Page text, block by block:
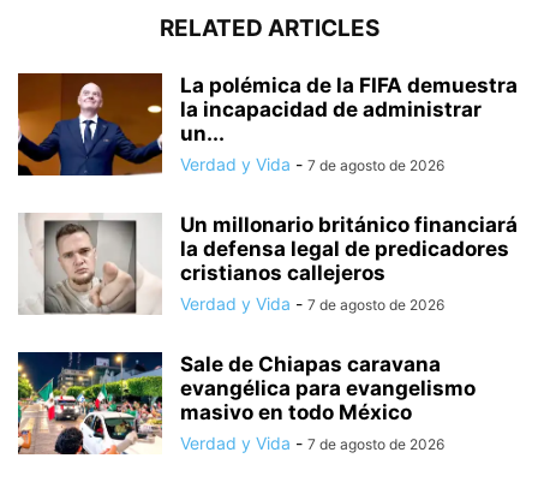
RELATED ARTICLES
La polémica de la FIFA demuestra
la incapacidad de administrar
un...
Verdad y Vida - 7 de agosto de 2026
Un millonario británico financiará
la defensa legal de predicadores
cristianos callejeros
Verdad y Vida - 7 de agosto de 2026
Sale de Chiapas caravana
evangélica para evangelismo
masivo en todo México
Verdad y Vida - 7 de agosto de 2026